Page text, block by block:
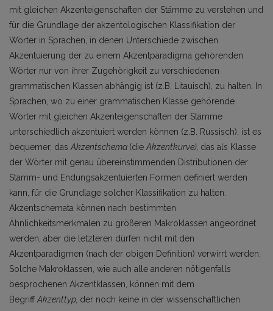
mit gleichen Akzenteigenschaften der Stämme zu verstehen und
für die Grundlage der akzentologischen Klassifikation der
Wörter in Sprachen, in denen Unterschiede zwischen
Akzentuierung der zu einem Akzentparadigma gehörenden
Wörter nur von ihrer Zugehörigkeit zu verschiedenen
grammatischen Klassen abhängig ist (z.B. Litauisch), zu halten. In
Sprachen, wo zu einer grammatischen Klasse gehörende
Wörter mit gleichen Akzenteigenschaften der Stämme
unterschiedlich akzentuiert werden können (z.B. Russisch), ist es
bequemer, das Akzentschema (die Akzentkurve), das als Klasse
der Wörter mit genau übereinstimmenden Distributionen der
Stamm- und Endungsakzentuierten Formen definiert werden
kann, für die Grundlage solcher Klassifikation zu halten.
Akzentschemata können nach bestimmten
Ähnlichkeitsmerkmalen zu größeren Makroklassen angeordnet
werden, aber die letzteren dürfen nicht mit den
Akzentparadigmen (nach der obigen Definition) verwirrt werden.
Solche Makroklassen, wie auch alle anderen nötigenfalls
besprochenen Akzentklassen, können mit dem
Begriff Akzenttyp, der noch keine in der wissenschaftlichen